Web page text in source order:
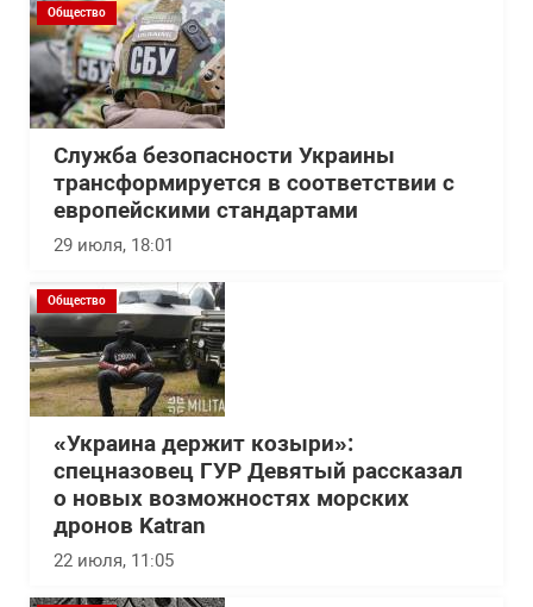
Общество
Служба безопасности Украины
трансформируется в соответствии с
европейскими стандартами
29 июля, 18:01
Общество
«Украина держит козыри»:
спецназовец ГУР Девятый рассказал
о новых возможностях морских
дронов Katran
22 июля, 11:05